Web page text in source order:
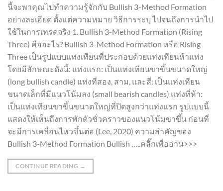
นี้จะพาคุณไปทำความรู้จักกับ Bullish 3-Method Formation
อย่างละเอียด ตั้งแต่ความหมาย วิธีการระบุ ไปจนถึงการนำไป
ใช้ในการเทรดจริง 1. Bullish 3-Method Formation (Rising
Three) คืออะไร? Bullish 3-Method Formation หรือ Rising
Three เป็นรูปแบบแท่งเทียนที่ประกอบด้วยแท่งเทียนห้าแท่ง
โดยมีลักษณะดังนี้: แท่งแรก: เป็นแท่งเทียนขาขึ้นขนาดใหญ่
(long bullish candle) แท่งที่สอง, สาม, และสี่: เป็นแท่งเทียน
ขนาดเล็กที่มีแนวโน้มลง (small bearish candles) แท่งที่ห้า:
เป็นแท่งเทียนขาขึ้นขนาดใหญ่ที่ปิดสูงกว่าแท่งแรก รูปแบบนี้
แสดงให้เห็นถึงการพักตัวชั่วคราวของแนวโน้มขาขึ้น ก่อนที่
จะมีการเคลื่อนไหวขึ้นต่อ (Lee, 2020) ความสำคัญของ
Bullish 3-Method Formation Bullish …..คลิ๊กเพื่ออ่าน>>>
CONTINUE READING →